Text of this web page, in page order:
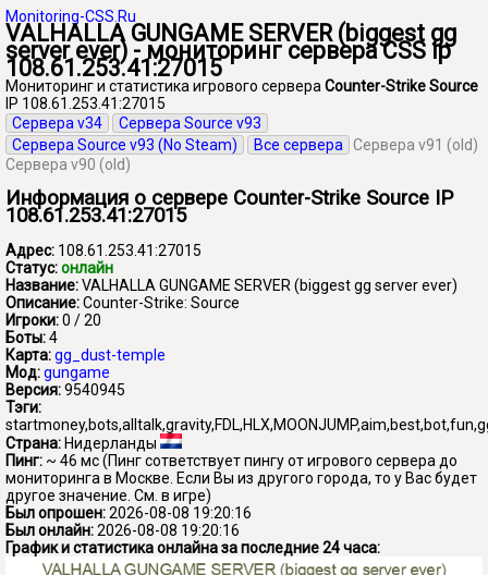
Monitoring-CSS.Ru
VALHALLA GUNGAME SERVER (biggest gg
server ever) - мониторинг сервера CSS ip
108.61.253.41:27015
Мониторинг и статистика игрового сервера Counter-Strike Source
IP 108.61.253.41:27015
Сервера v34
Сервера Source v93
Сервера Source v93 (No Steam)
Все сервера
Сервера v91 (old)
Сервера v90 (old)
Информация о сервере Counter-Strike Source IP
108.61.253.41:27015
Адрес: 108.61.253.41:27015
Статус:онлайн
Название:VALHALLA GUNGAME SERVER (biggest gg server ever)
Описание:Counter-Strike: Source
Игроки:0 / 20
Боты:4
Карта:gg_dust-temple
Мод:gungame
Версия:9540945
Тэги:
Страна: Нидерланды
Пинг: ~ 46 мс(Пинг сответствует пингу от игрового сервера до
мониторинга в Москве. Если Вы из другого города, то у Вас будет
другое значение. См. в игре)
Был опрошен:2026-08-08 19:20:16
Был онлайн:2026-08-08 19:20:16
График и статистика онлайна за последние 24 часа: